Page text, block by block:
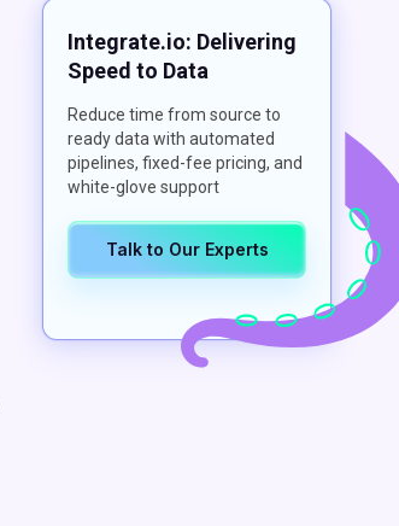
Integrate.io: Delivering
Speed to Data
Reduce time from source to
ready data with automated
pipelines, fixed-fee pricing, and
white-glove support
Talk to Our Experts